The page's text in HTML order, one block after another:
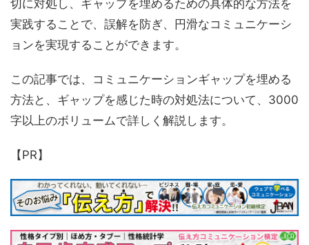
切に対処し、ギャップを埋めるための具体的な方法を
実践することで、誤解を防ぎ、円滑なコミュニケーシ
ョンを実現することができます。
この記事では、コミュニケーションギャップを埋める
方法と、ギャップを感じた時の対処法について、3000
字以上のボリュームで詳しく解説します。
【PR】